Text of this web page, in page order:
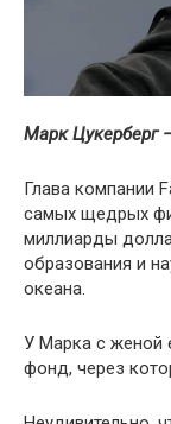
Марк Цукерберг
Глава компании
самых щедрых
миллиарды
образования и
океана.
У Марка с женой
фонд, через